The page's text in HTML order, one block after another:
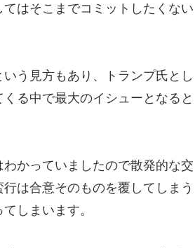
はそこまでコミットしたくない
う見方もあり、トランプ氏とし
る中で最大のイシューとなると
かっていましたので散発的な交
は合意そのものを覆してしまう
しまいます。